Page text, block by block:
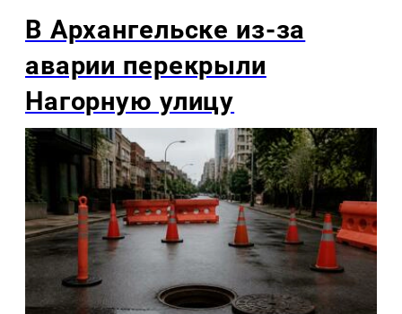
В Архангельске из-за
аварии перекрыли
Нагорную улицу